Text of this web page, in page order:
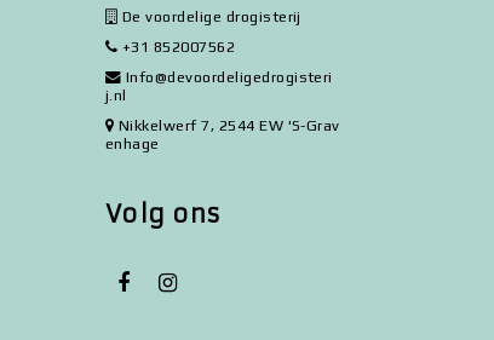
De voordelige drogisterij
+31 852007562
Info@devoordeligedrogisteri
j.nl
Nikkelwerf 7, 2544 EW 'S-Grav
enhage
Volg ons